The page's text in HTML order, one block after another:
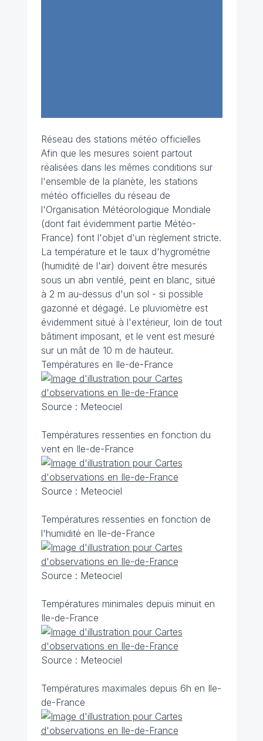
Réseau des stations météo officielles
Afin que les mesures soient partout
réalisées dans les mêmes conditions sur
l'ensemble de la planète, les stations
météo officielles du réseau de
l'Organisation Météorologique Mondiale
(dont fait évidemment partie Météo-
France) font l'objet d'un règlement stricte.
La température et le taux d'hygrométrie
(humidité de l'air) doivent être mesurés
sous un abri ventilé, peint en blanc, situé
à 2 m au-dessus d'un sol - si possible
gazonné et dégagé. Le pluviomètre est
évidemment situé à l'extérieur, loin de tout
bâtiment imposant, et le vent est mesuré
sur un mât de 10 m de hauteur.
Températures en Ile-de-France
Source : Meteociel
Températures ressenties en fonction du
vent en Ile-de-France
Source : Meteociel
Températures ressenties en fonction de
l'humidité en Ile-de-France
Source : Meteociel
Températures minimales depuis minuit en
Ile-de-France
Source : Meteociel
Températures maximales depuis 6h en Ile-
de-France